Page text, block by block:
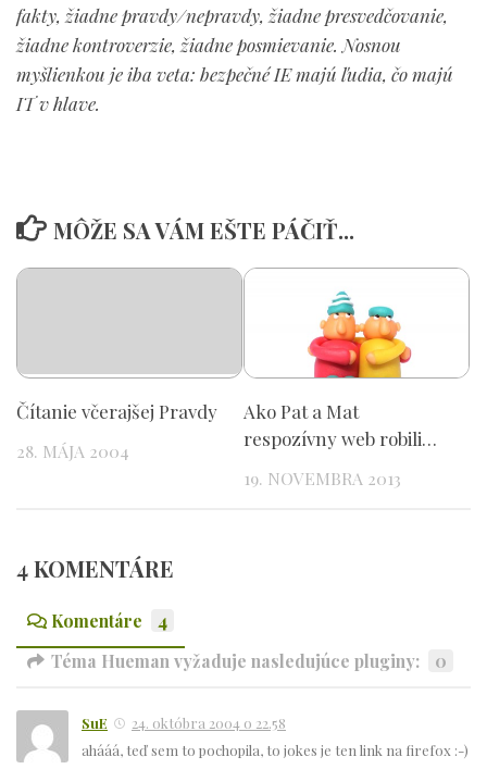
fakty, žiadne pravdy/nepravdy, žiadne presvedčovanie,
žiadne kontroverzie, žiadne posmievanie. Nosnou
myšlienkou je iba veta: bezpečné IE majú ľudia, čo majú
IT v hlave.
MÔŽE SA VÁM EŠTE PÁČIŤ...
Čítanie včerajšej Pravdy
28. MÁJA 2004
Ako Pat a Mat
respozívny web robili…
19. NOVEMBRA 2013
4 KOMENTÁRE
Komentáre
4
Téma Hueman vyžaduje nasledujúce pluginy:
0
SuE
24. októbra 2004 o 22.58
ahááá, teď sem to pochopila, to jokes je ten link na firefox :-)